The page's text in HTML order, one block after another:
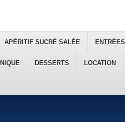
APÉRITIF SUCRÉ SALÉE ENTRÉES
DESSERTS LOCATION